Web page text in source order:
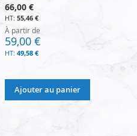
66,00 €
55,46 €
À partir de
59,00 €
49,58 €
Ajouter au panier